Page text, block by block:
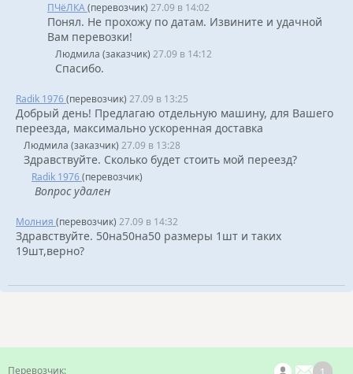
ПЧёЛКА(перевозчик) 27.09 в 14:02
Понял. Не прохожу по датам. Извините и удачной
Вам перевозки!
Людмила (заказчик) 27.09 в 14:12
Спасибо.
Radik 1976(перевозчик) 27.09 в 13:25
Добрый день! Предлагаю отдельную машину, для Вашего
переезда, максимально ускоренная доставка
Людмила (заказчик) 27.09 в 13:28
Здравствуйте. Сколько будет стоить мой переезд?
Radik 1976(перевозчик)
Вопрос удален
Mолния (перевозчик) 27.09 в 14:32
Здравствуйте. 50на50на50 размеры 1шт и таких
19шт,верно?